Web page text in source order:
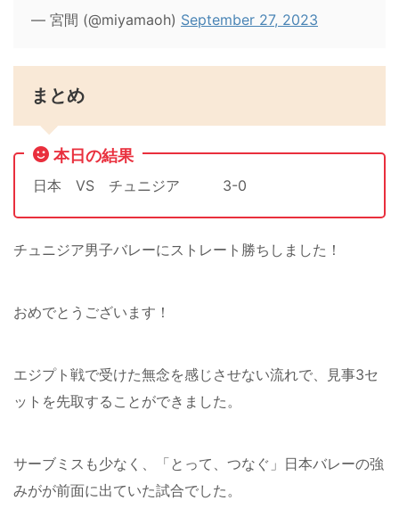
— 宮間 (@miyamaoh) September 27, 2023
まとめ
本日の結果
日本 VS チュニジア 3-0
チュニジア男子バレーにストレート勝ちしました！
おめでとうございます！
エジプト戦で受けた無念を感じさせない流れで、見事3セ
ットを先取することができました。
サーブミスも少なく、「とって、つなぐ」日本バレーの強
みがが前面に出ていた試合でした。